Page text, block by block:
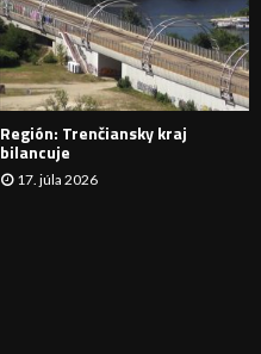
N
I
E
Región: Trenčiansky kraj
bilancuje
17. júla 2026